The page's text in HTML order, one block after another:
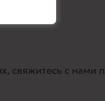
свяжитесь с нами